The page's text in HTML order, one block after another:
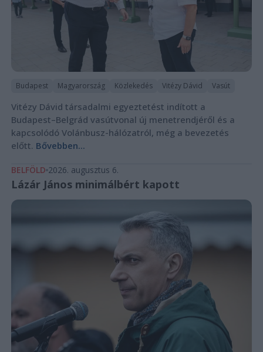
Budapest Magyarország Közlekedés Vitézy Dávid Vasút
Vitézy Dávid társadalmi egyeztetést indított a
Budapest–Belgrád vasútvonal új menetrendjéről és a
kapcsolódó Volánbusz-hálózatról, még a bevezetés
előtt. Bővebben...
BELFÖLD 2026. augusztus 6.
Lázár János minimálbért kapott